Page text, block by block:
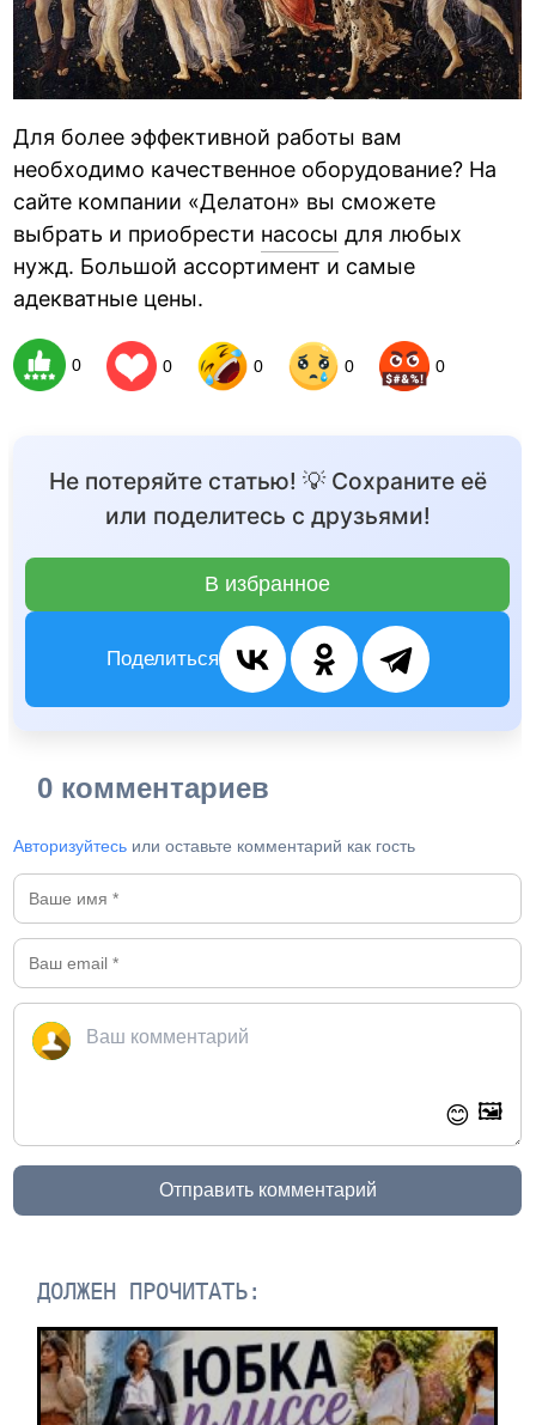
Для более эффективной работы вам
необходимо качественное оборудование? На
сайте компании «Делатон» вы сможете
выбрать и приобрести насосы для любых
нужд. Большой ассортимент и самые
адекватные цены.
0 0 0 0 0
Не потеряйте статью! 💡 Сохраните её
или поделитесь с друзьями!
В избранное
Поделиться
0 комментариев
Авторизуйтесь или оставьте комментарий как гость
😊 🖼️
Отправить комментарий
ДОЛЖЕН ПРОЧИТАТЬ: